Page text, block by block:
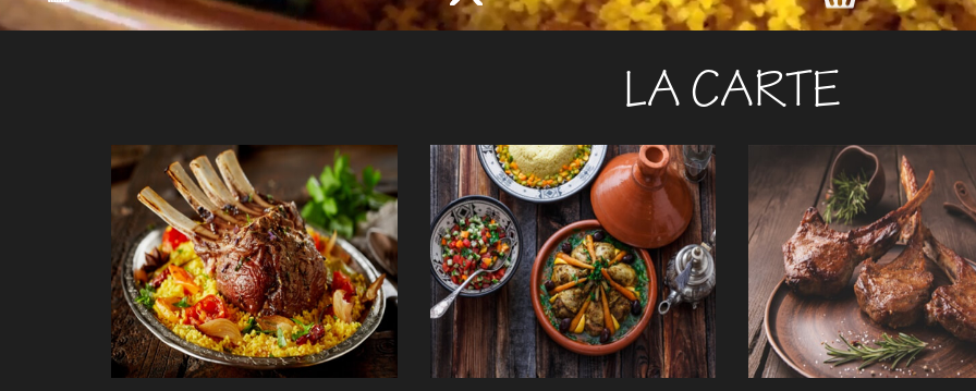
LA CARTE
COUSCOUS TAJINES
DESSERTS
Commander
BOISSONS CHAUDES
Commander